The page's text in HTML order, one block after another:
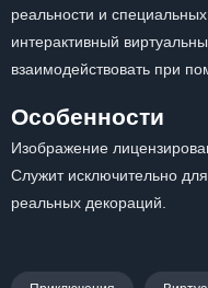
реальности и
интерактивный
взаимодействовать при
Особенности
Изображение
Служит исключительно
реальных декораций.